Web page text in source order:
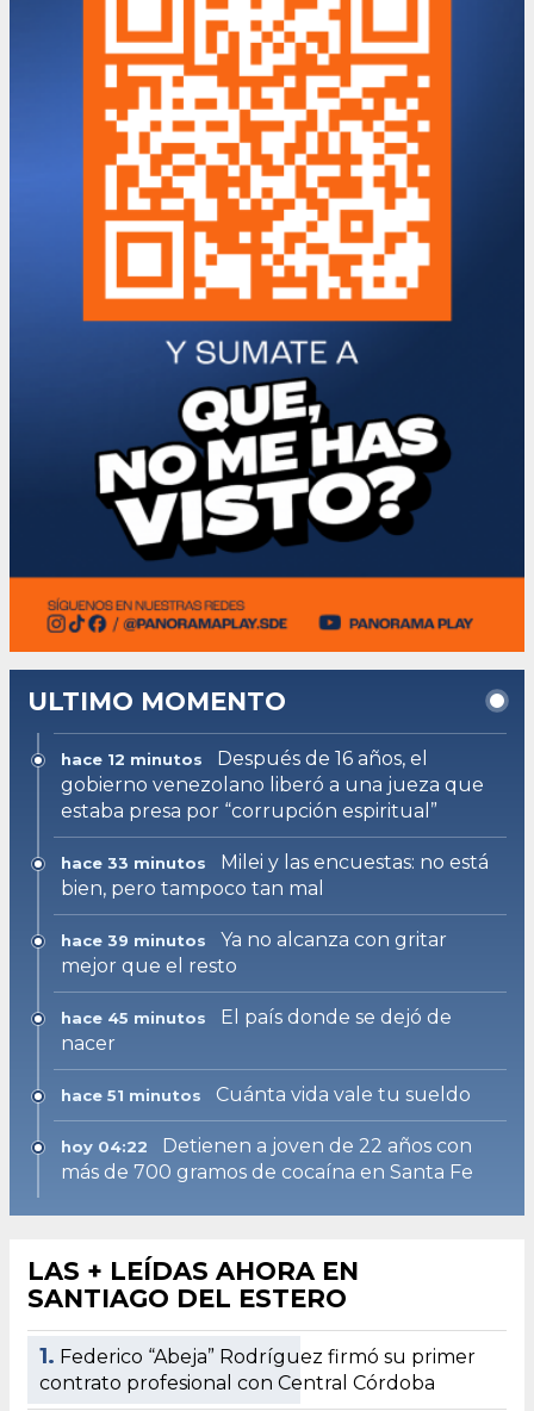
ULTIMO MOMENTO
hace 12 minutos
Después de 16 años, el
gobierno venezolano liberó a una jueza que
estaba presa por “corrupción espiritual”
hace 33 minutos
Milei y las encuestas: no está
bien, pero tampoco tan mal
hace 39 minutos
Ya no alcanza con gritar
mejor que el resto
hace 45 minutos
El país donde se dejó de
nacer
hace 51 minutos Cuánta vida vale tu sueldo
hoy 04:22
Detienen a joven de 22 años con
más de 700 gramos de cocaína en Santa Fe
LAS + LEÍDAS AHORA EN
SANTIAGO DEL ESTERO
1. Federico “Abeja” Rodríguez firmó su primer
contrato profesional con Central Córdoba